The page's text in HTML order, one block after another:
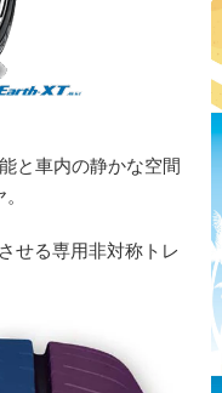
と車内の静かな空間
せる専用非対称トレ